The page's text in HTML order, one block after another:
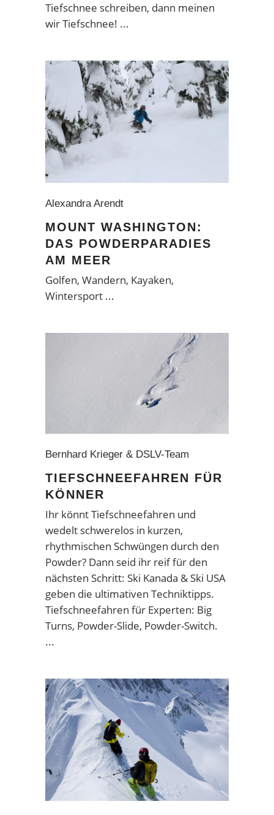
Tiefschnee schreiben, dann meinen
wir Tiefschnee!
Alexandra Arendt
MOUNT WASHINGTON:
DAS POWDERPARADIES
AM MEER
Golfen, Wandern, Kayaken,
Wintersport
Bernhard Krieger & DSLV-Team
TIEFSCHNEEFAHREN FÜR
KÖNNER
Ihr könnt Tiefschneefahren und
wedelt schwerelos in kurzen,
rhythmischen Schwüngen durch den
Powder? Dann seid ihr reif für den
nächsten Schritt: Ski Kanada & Ski USA
geben die ultimativen Techniktipps.
Tiefschneefahren für Experten: Big
Turns, Powder-Slide, Powder-Switch.